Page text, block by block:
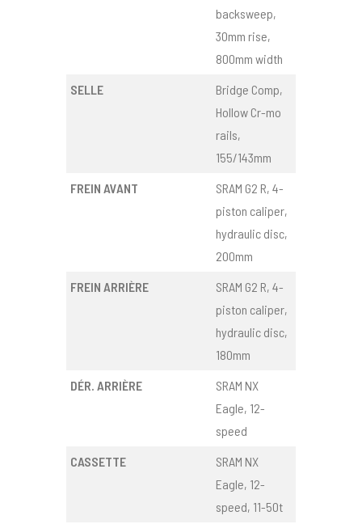
backsweep,
30mm rise,
800mm width
SELLE
Bridge Comp,
Hollow Cr-mo
rails,
155/143mm
FREIN AVANT
SRAM G2 R, 4-
piston caliper,
hydraulic disc,
200mm
FREIN ARRIÈRE
SRAM G2 R, 4-
piston caliper,
hydraulic disc,
180mm
DÉR. ARRIÈRE
SRAM NX
Eagle, 12-
speed
CASSETTE
SRAM NX
Eagle, 12-
speed, 11-50t